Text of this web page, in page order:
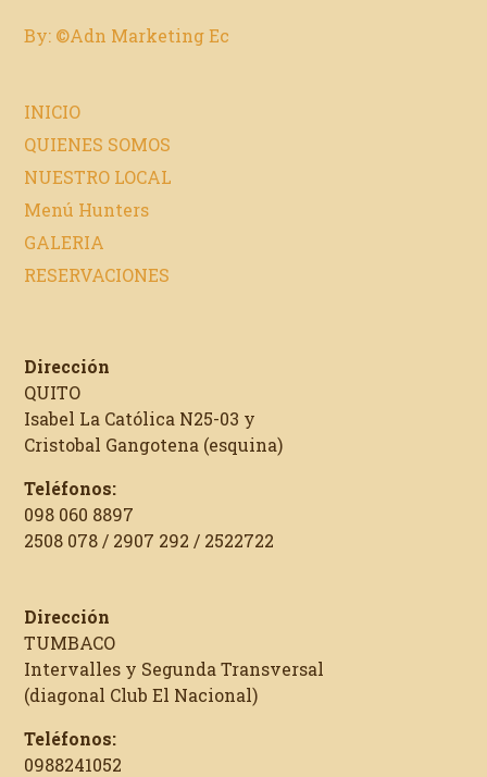
By: ©Adn Marketing Ec
INICIO
QUIENES SOMOS
NUESTRO LOCAL
Menú Hunters
GALERIA
RESERVACIONES
Dirección
QUITO
Isabel La Católica N25-03 y
Cristobal Gangotena (esquina)
Teléfonos:
098 060 8897
2508 078 / 2907 292 / 2522722
Dirección
TUMBACO
Intervalles y Segunda Transversal
(diagonal Club El Nacional)
Teléfonos:
0988241052